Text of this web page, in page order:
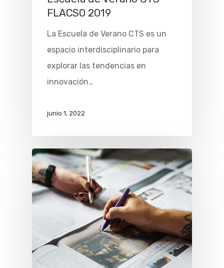
FLACSO 2019
La Escuela de Verano CTS es un
espacio interdisciplinario para
explorar las tendencias en
innovación…
junio 1, 2022
Eventos
Contacto